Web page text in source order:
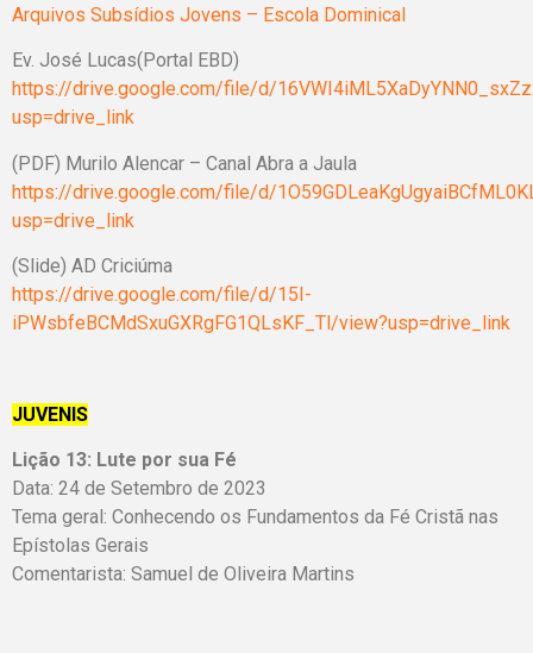
Arquivos Subsídios Jovens – Escola Dominical
Ev. José Lucas(Portal EBD)
https://drive.google.com/file/d/
usp=drive_link
(PDF) Murilo Alencar – Canal Abra a Jaula
https://drive.google.com/file/d/
usp=drive_link
(Slide) AD Criciúma
https://drive.google.com/file/d/15I-
iPWsbfeBCMdSxuGXRgFG1QLsKF_Tl/view?usp=drive_link
JUVENIS
Lição 13: Lute por sua Fé
Data: 24 de Setembro de 2023
Tema geral: Conhecendo os Fundamentos da Fé Cristã nas
Epístolas Gerais
Comentarista: Samuel de Oliveira Martins